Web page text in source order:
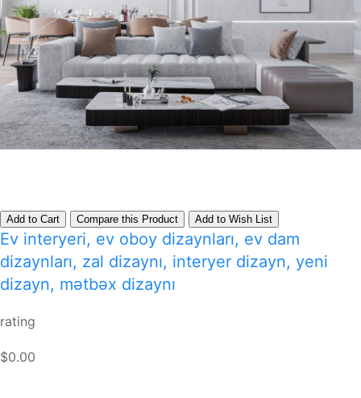
Add to Cart Compare this Product Add to Wish List
Ev interyeri, ev oboy dizaynları, ev dam
dizaynları, zal dizaynı, interyer dizayn, yeni
dizayn, mətbəx dizaynı
rating
$0.00